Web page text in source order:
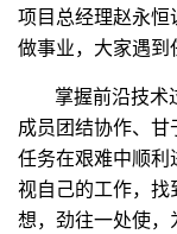
项目总经理赵永恒
做事业，大家遇到
掌握前沿技术
成员团结协作、
任务在艰难中顺
视自己的工作，
想，劲往一处使